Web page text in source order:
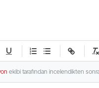
ekibi tarafından incelendikten sonra